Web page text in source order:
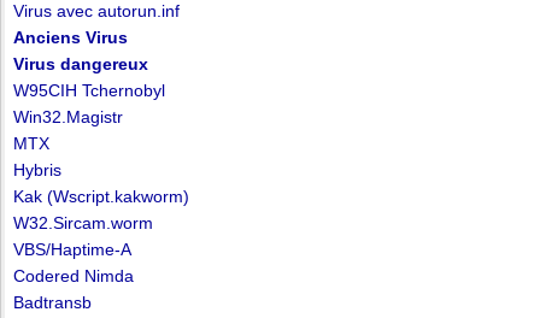
Virus avec autorun.inf
Anciens Virus
Virus dangereux
W95CIH Tchernobyl
Win32.Magistr
MTX
Hybris
Kak (Wscript.kakworm)
W32.Sircam.worm
VBS/Haptime-A
Codered Nimda
Badtransb